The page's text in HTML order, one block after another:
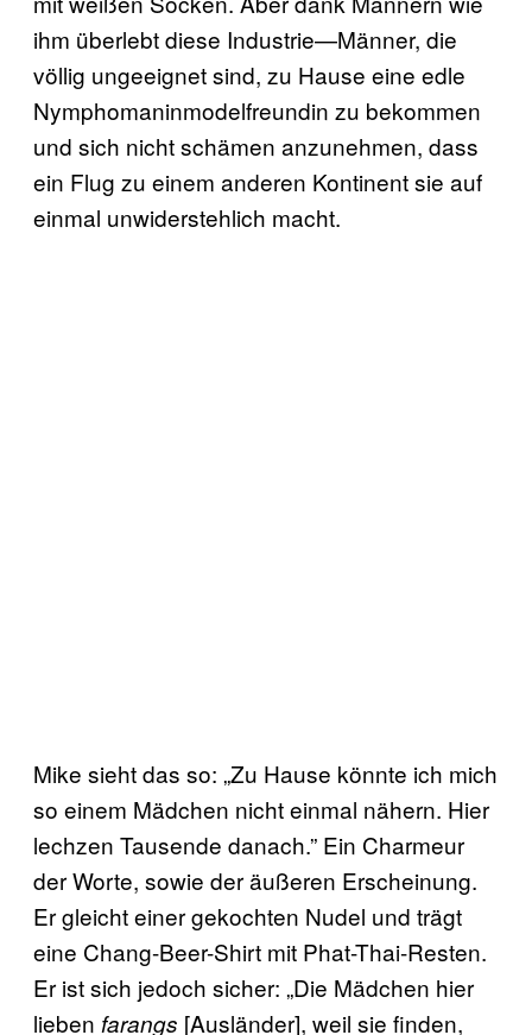
ihm überlebt diese Industrie—Männer, die
völlig ungeeignet sind, zu Hause eine edle
Nymphomaninmodelfreundin zu bekommen
und sich nicht schämen anzunehmen, dass
ein Flug zu einem anderen Kontinent sie auf
einmal unwiderstehlich macht.
Mike sieht das so: „Zu Hause könnte ich mich
so einem Mädchen nicht einmal nähern. Hier
lechzen Tausende danach.” Ein Charmeur
der Worte, sowie der äußeren Erscheinung.
Er gleicht einer gekochten Nudel und trägt
eine Chang-Beer-Shirt mit Phat-Thai-Resten.
Er ist sich jedoch sicher: „Die Mädchen hier
lieben farangs [Ausländer], weil sie finden,